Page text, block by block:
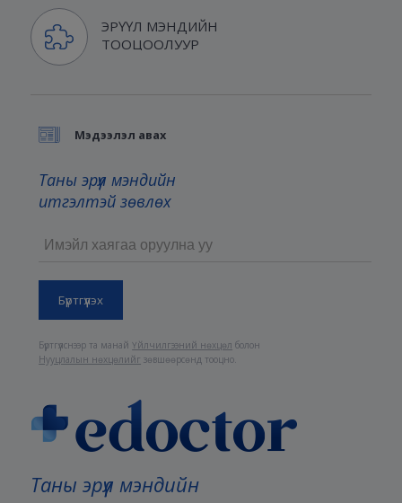
ЭРҮҮЛ МЭНДИЙН
ТООЦООЛУУР
Таны эрүүл мэндийн
Мэдээлэл авах
Таны эрүүл мэндийн
итгэлтэй зөвлөх
Бүртгүүлснээр та манайҮйлчилгээний нөхцөл болон
Нууцлалын нөхцөлийг зөвшөөрсөнд тооцно.